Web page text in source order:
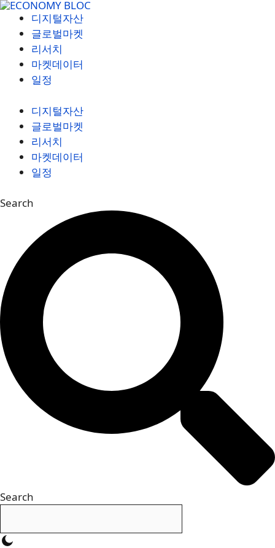
컨
디지털자산
글로벌마켓
리서치
마켓데이터
일정
디지털자산
글로벌마켓
리서치
마켓데이터
일정
Search
Search